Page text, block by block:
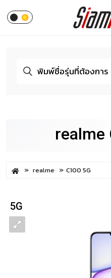
realme
realme C100 5G
5G